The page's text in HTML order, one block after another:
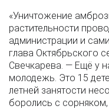
«Уничтожение
растительности
администрации и
глава Октябрьского
Свечкарева. — Ещё у
молодежь. Это 15
летней занятости
боролись с